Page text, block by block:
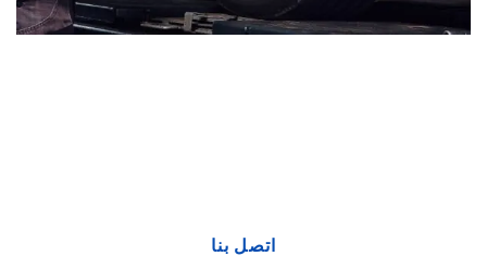
اتصل بنا